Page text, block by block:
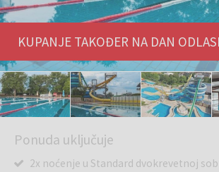
KUPANJE TAKOĐER NA DAN
Ponuda uključuje
2x noćenje u Standard dvokrevetnoj